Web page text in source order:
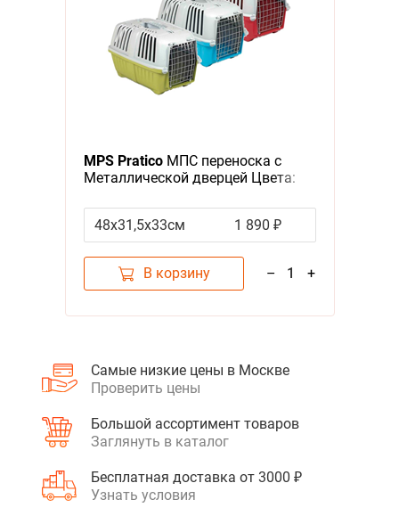
MPS PraticoМПС переноска с
Металлической дверцей Цвета:
(указывайте цвет в комментарии
к заказу)
48х31,5х33см 1 890 ₽
В корзину – 1 +
Самые низкие цены в Москве
Проверить цены
Большой ассортимент товаров
Заглянуть в каталог
Бесплатная доставка от 3000 ₽
Узнать условия